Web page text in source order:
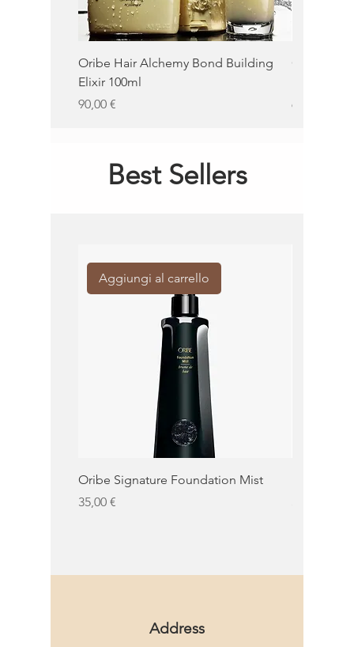
Oribe Hair Alchemy Bond Building
Elixir 100ml
Prezzo
90,00 €
Oribe
Prezzo
62,00 €
Best Sellers
Aggiungi al carrello
Oribe Signature Foundation Mist
Prezzo
35,00 €
Address